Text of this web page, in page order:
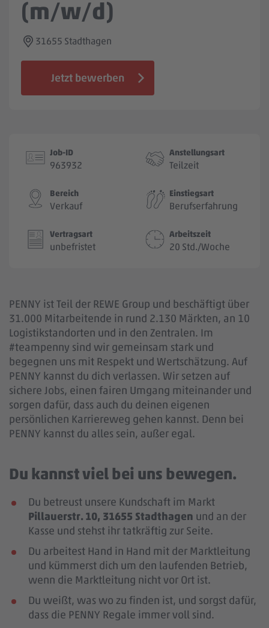
(m/w/d)
31655 Stadthagen
Jetzt bewerben
Job-ID
963932
Anstellungsart
Teilzeit
Bereich
Verkauf
Einstiegsart
Berufserfahrung
Vertragsart
unbefristet
Arbeitszeit
20 Std./Woche
PENNY ist Teil der REWE Group und beschäftigt über
31.000 Mitarbeitende in rund 2.130 Märkten, an 10
Logistikstandorten und in den Zentralen. Im
#teampenny sind wir gemeinsam stark und
begegnen uns mit Respekt und Wertschätzung. Auf
PENNY kannst du dich verlassen. Wir setzen auf
sichere Jobs, einen fairen Umgang miteinander und
sorgen dafür, dass auch du deinen eigenen
persönlichen Karriereweg gehen kannst. Denn bei
PENNY kannst du alles sein, außer egal.
Du kannst viel bei uns bewegen.
Du betreust unsere Kundschaft im Markt
Pillauerstr. 10, 31655 Stadthagen und an der
Kasse und stehst ihr tatkräftig zur Seite.
Du arbeitest Hand in Hand mit der Marktleitung
und kümmerst dich um den laufenden Betrieb,
wenn die Marktleitung nicht vor Ort ist.
Du weißt, was wo zu finden ist, und sorgst dafür,
dass die PENNY Regale immer voll sind.